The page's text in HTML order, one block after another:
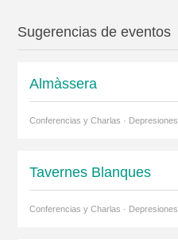
Sugerencias de eventos
Almàssera
Conferencias y Charlas · Depresiones
Tavernes Blanques
Conferencias y Charlas · Depresiones